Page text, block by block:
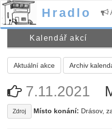
Hradlo
Kalendář akcí
Aktuální akce Archiv
7.11.2021
Zdroj Místo konání: Drásov,